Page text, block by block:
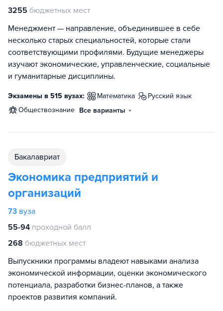
3255 бюджетных мест
Менеджмент — направление, объединившее в себе
несколько старых специальностей, которые стали
соответствующими профилями. Будущие менеджеры
изучают экономические, управленческие, социальные
и гуманитарные дисциплины.
Экзамены в 515 вузах: математика
русский язык
обществознание Все варианты
бакалавриат
Экономика предприятий и
организаций
73 вуза
55-94 проходной балл
268 бюджетных мест
Выпускники программы владеют навыками анализа
экономической информации, оценки экономического
потенциала, разработки бизнес-планов, а также
проектов развития компаний.